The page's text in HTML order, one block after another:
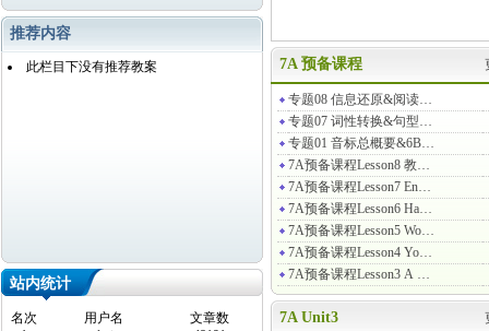
推荐内容
此栏目下没有推荐教案
站内统计
名次 用户名
文章数
7A 预备课程
专题08 信息还原&阅读…
专题07 词性转换&句型…
专题01 音标总概要&6B…
7A预备课程Lesson8 教…
7A预备课程Lesson7 En…
7A预备课程Lesson6 Ha…
7A预备课程Lesson5 Wo…
7A预备课程Lesson4 Yo…
7A预备课程Lesson3 A …
7A Unit3